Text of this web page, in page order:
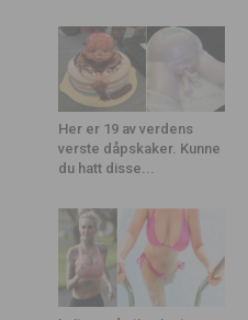
Her er 19 av verdens
verste dåpskaker. Kunne
du hatt disse...